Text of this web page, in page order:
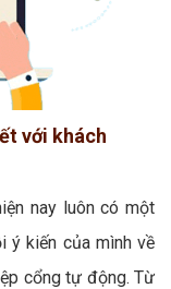
với khách
nay luôn có một
ý kiến của mình về
cổng tự động. Từ